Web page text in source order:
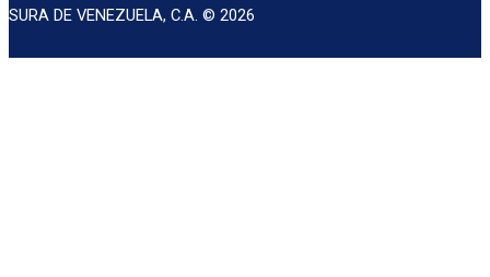
SURA DE VENEZUELA, C.A. © 2026